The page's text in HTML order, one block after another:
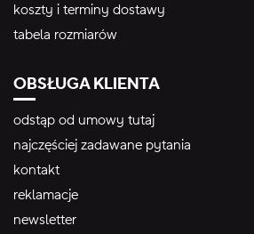
koszty i terminy dostawy
tabela rozmiarów
OBSŁUGA KLIENTA
odstąp od umowy tutaj
najczęściej zadawane pytania
kontakt
reklamacje
newsletter